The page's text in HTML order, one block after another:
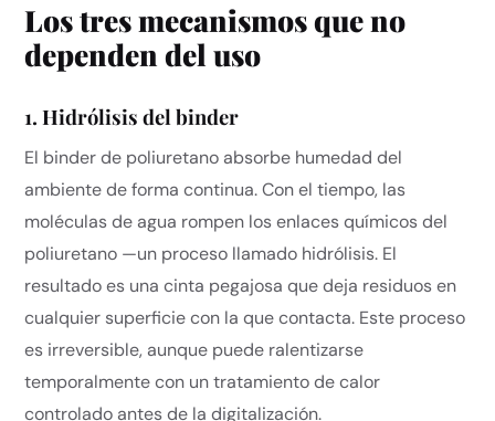
Los tres mecanismos que no
dependen del uso
1. Hidrólisis del binder
El binder de poliuretano absorbe humedad del
ambiente de forma continua. Con el tiempo, las
moléculas de agua rompen los enlaces químicos del
poliuretano —un proceso llamado hidrólisis. El
resultado es una cinta pegajosa que deja residuos en
cualquier superficie con la que contacta. Este proceso
es irreversible, aunque puede ralentizarse
temporalmente con un tratamiento de calor
controlado antes de la digitalización.